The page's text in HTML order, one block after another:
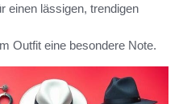
einen lässigen, trendigen
Outfit eine besondere Note.